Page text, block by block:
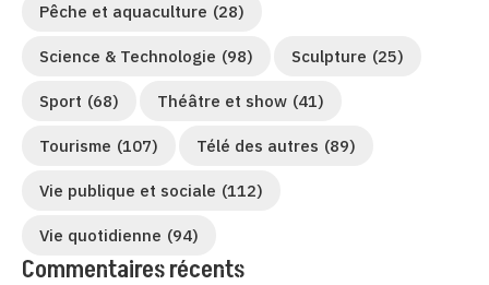
Pêche et aquaculture (28)
Science & Technologie (98) Sculpture (25)
Sport (68) Théâtre et show (41)
Tourisme (107) Télé des autres (89)
Vie publique et sociale (112)
Vie quotidienne (94)
Commentaires récents